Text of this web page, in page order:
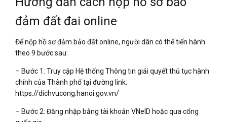
đảm đất đai online
Để nộp hồ sơ đảm bảo đất online, người dân có thể tiến hành
theo 9 bước sau:
– Bước 1: Truy cập Hệ thống Thông tin giải quyết thủ tục hành
chính của Thành phố tại đường link:
https://dichvucong.hanoi.gov.vn/
– Bước 2: Đăng nhập bằng tài khoản VNeID hoặc qua cổng